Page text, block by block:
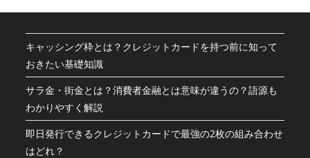
キャッシング枠とは？クレジットカードを持つ前に知って
おきたい基礎知識
サラ金・街金とは？消費者金融とは意味が違うの？語源も
わかりやすく解説
即日発行できるクレジットカードで最強の2枚の組み合わせ
はどれ？